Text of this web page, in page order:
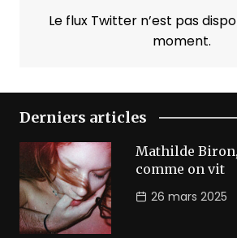
Le flux Twitter n’est pas
moment.
Derniers articles
Mathilde
comme on vit
26 mars 2025